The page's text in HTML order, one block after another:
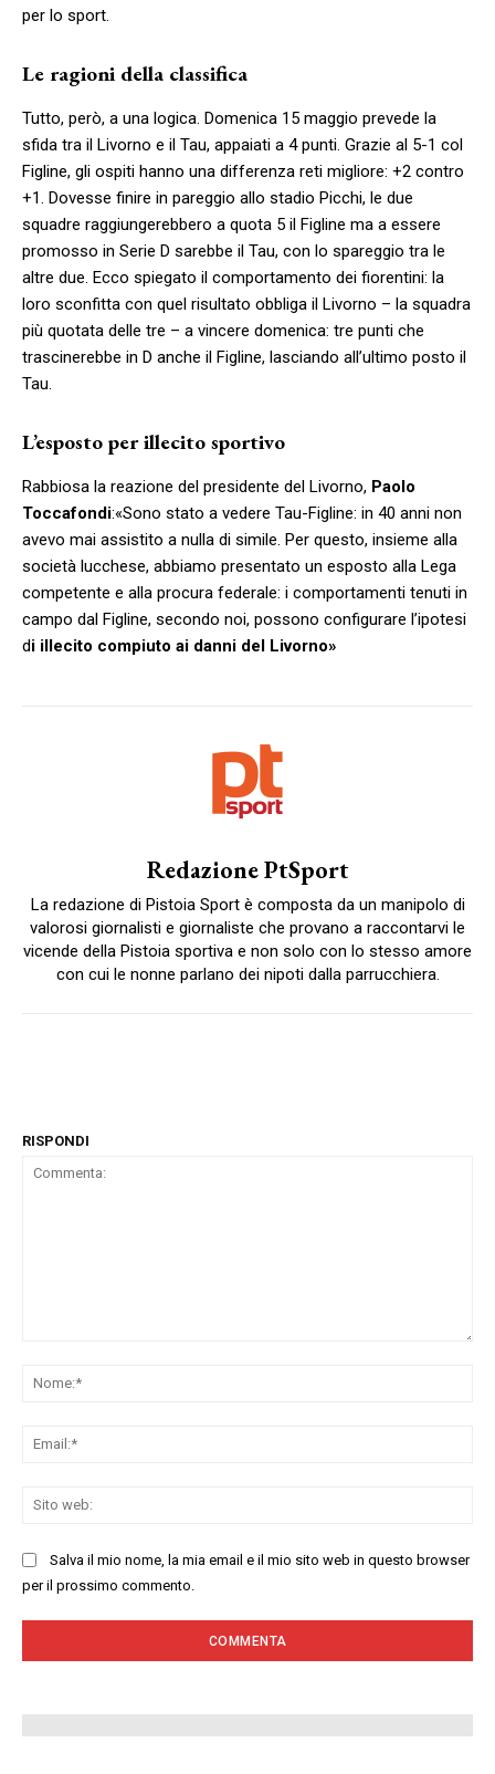
per lo sport.
Le ragioni della classifica
Tutto, però, a una logica. Domenica 15 maggio prevede la
sfida tra il Livorno e il Tau, appaiati a 4 punti. Grazie al 5-1 col
Figline, gli ospiti hanno una differenza reti migliore: +2 contro
+1. Dovesse finire in pareggio allo stadio Picchi, le due
squadre raggiungerebbero a quota 5 il Figline ma a essere
promosso in Serie D sarebbe il Tau, con lo spareggio tra le
altre due. Ecco spiegato il comportamento dei fiorentini: la
loro sconfitta con quel risultato obbliga il Livorno – la squadra
più quotata delle tre – a vincere domenica: tre punti che
trascinerebbe in D anche il Figline, lasciando all’ultimo posto il
Tau.
L’esposto per illecito sportivo
Rabbiosa la reazione del presidente del Livorno, Paolo
Toccafondi:«Sono stato a vedere Tau-Figline: in 40 anni non
avevo mai assistito a nulla di simile. Per questo, insieme alla
società lucchese, abbiamo presentato un esposto alla Lega
competente e alla procura federale: i comportamenti tenuti in
campo dal Figline, secondo noi, possono configurare l’ipotesi
di illecito compiuto ai danni del Livorno»
Redazione PtSport
La redazione di Pistoia Sport è composta da un manipolo di
valorosi giornalisti e giornaliste che provano a raccontarvi le
vicende della Pistoia sportiva e non solo con lo stesso amore
con cui le nonne parlano dei nipoti dalla parrucchiera.
RISPONDI
Salva il mio nome, la mia email e il mio sito web in questo browser
per il prossimo commento.